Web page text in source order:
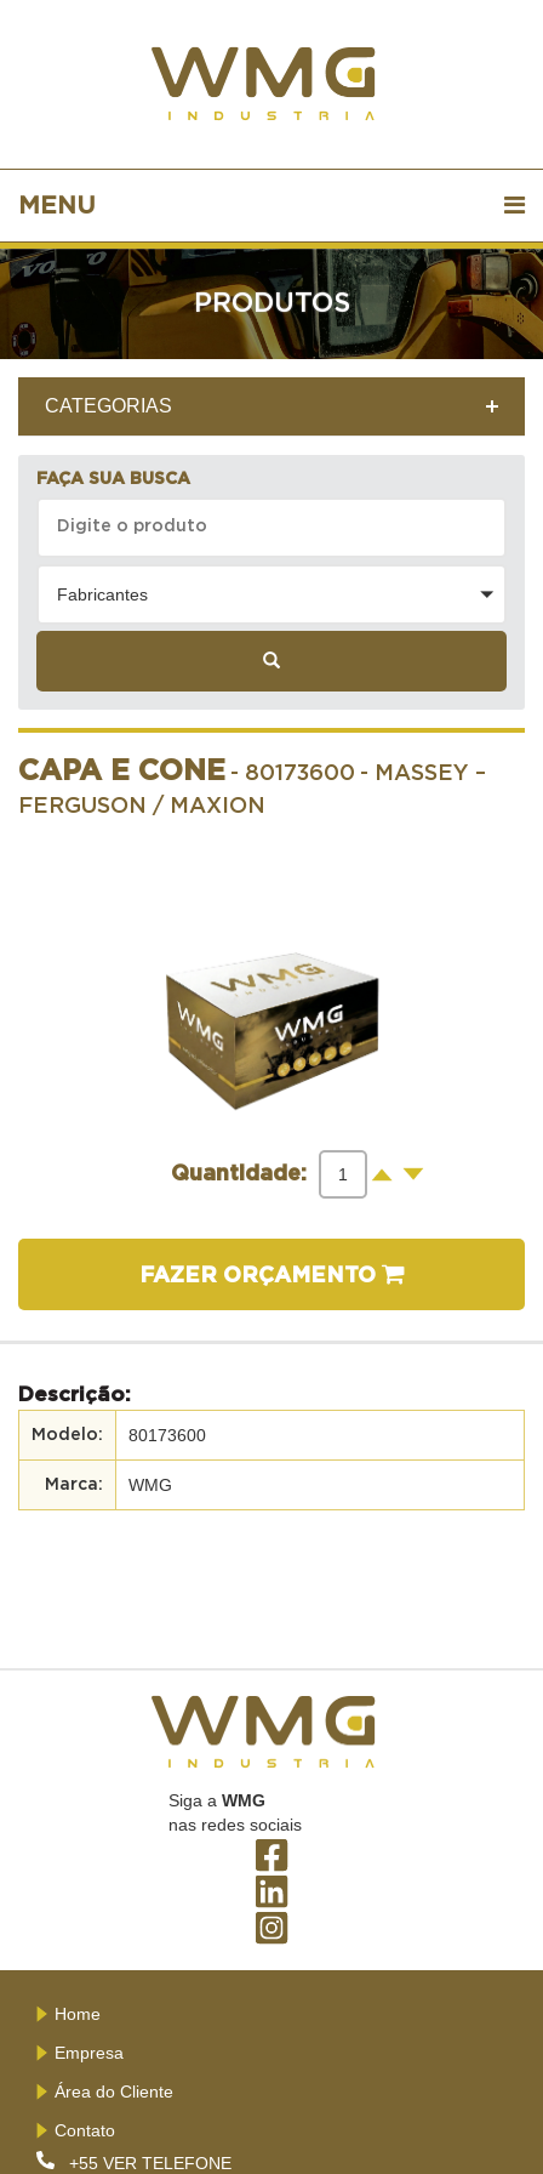
MENU
PRODUTOS
CATEGORIAS
FAÇA SUA BUSCA
Fabricantes
CAPA E CONE - 80173600 - MASSEY –
FERGUSON / MAXION
Quantidade: + -
FAZER ORÇAMENTO
Descrição:
80173600
WMG
Siga a WMG
nas redes sociais
Home
Empresa
Área do Cliente
Contato
+55 VER TELEFONE